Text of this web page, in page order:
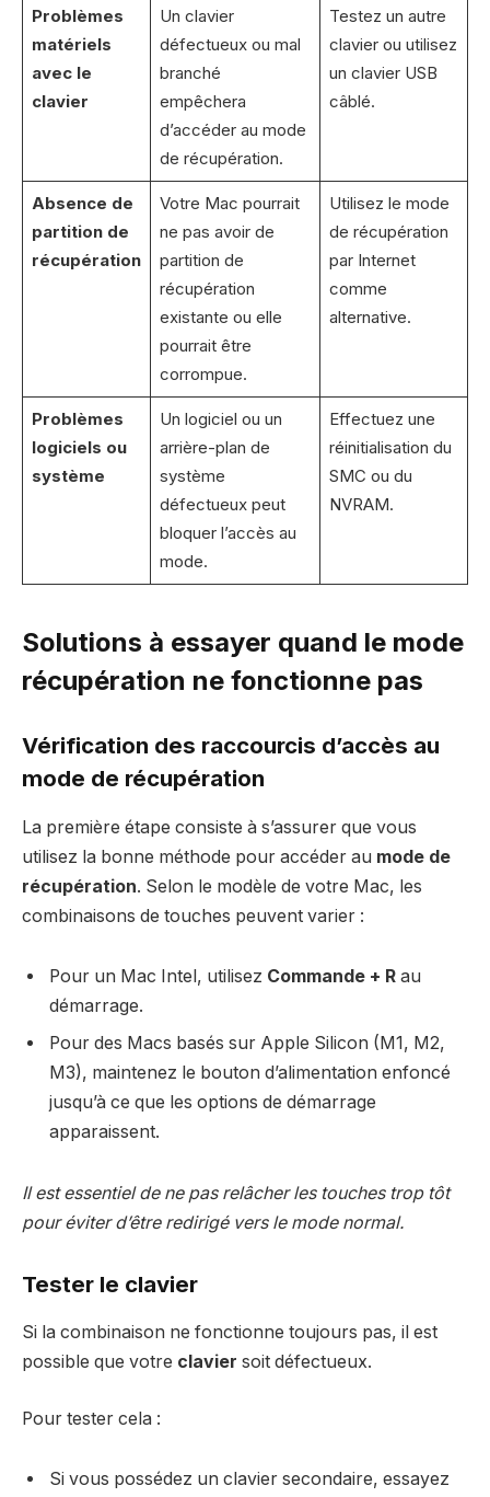
Problèmes
matériels
avec le
clavier
Un clavier
défectueux ou mal
branché
empêchera
d’accéder au mode
de récupération.
Testez un autre
clavier ou utilisez
un clavier USB
câblé.
Absence de
partition de
récupération
Votre Mac pourrait
ne pas avoir de
partition de
récupération
existante ou elle
pourrait être
corrompue.
Utilisez le mode
de récupération
par Internet
comme
alternative.
Problèmes
logiciels ou
système
Un logiciel ou un
arrière-plan de
système
défectueux peut
bloquer l’accès au
mode.
Effectuez une
réinitialisation du
SMC ou du
NVRAM.
Solutions à essayer quand le mode
récupération ne fonctionne pas
Vérification des raccourcis d’accès au
mode de récupération
La première étape consiste à s’assurer que vous
utilisez la bonne méthode pour accéder au mode de
récupération. Selon le modèle de votre Mac, les
combinaisons de touches peuvent varier :
Pour un Mac Intel, utilisez Commande + R au
démarrage.
Pour des Macs basés sur Apple Silicon (M1, M2,
M3), maintenez le bouton d’alimentation enfoncé
jusqu’à ce que les options de démarrage
apparaissent.
Il est essentiel de ne pas relâcher les touches trop tôt
pour éviter d’être redirigé vers le mode normal.
Tester le clavier
Si la combinaison ne fonctionne toujours pas, il est
possible que votre clavier soit défectueux.
Pour tester cela :
Si vous possédez un clavier secondaire, essayez